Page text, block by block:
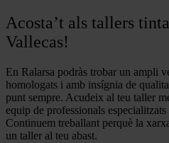
Acosta’t als tallers
Vallecas!
En Ralarsa podràs trobar un ampli
homologats i amb insígnia de
punt sempre. Acudeix al teu taller
equip de professionals
Continuem treballant perquè la
un taller al teu abast.